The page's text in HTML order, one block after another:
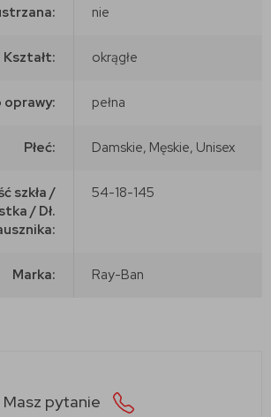
nie
Kształt: okrągłe
oprawy: pełna
Płeć: Damskie, Męskie, Unisex
szkła /
/ Dł.
54-18-145
Marka: Ray-Ban
Masz pytanie